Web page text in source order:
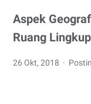
Aspek
Ruang Lingkup
26 Okt, 2018